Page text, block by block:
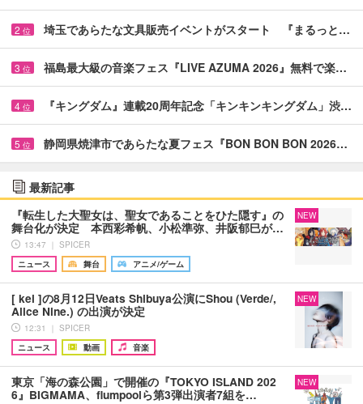
2 位 埼玉であらたな文具販売イベントがスタート 『まるっと…
3 位 福島最大級の音楽フェス『LIVE AZUMA 2026』無料で楽…
4 位 『キングダム』連載20周年記念「キンキンキングダム」渋…
5 位 静岡県焼津市であらたな夏フェス『BON BON BON 2026…
最新記事
『転生した大聖女は、聖女であることをひた隠す』の
舞台化が決定 本西彩希帆、小松準弥、井阪郁巳が…
13:47 ｜ SPICER
ニュース
舞台 アニメ/ゲーム
NEW
[ kei ]の8月12日Veats Shibuya公演にShou (Verde/,
Alice Nine.) の出演が決定
12:31 ｜ SPICER
ニュース
動画 音楽
NEW
東京「海の森公園」で開催の『TOKYO ISLAND 202
6』BIGMAMA、flumpoolら第3弾出演者7組を…
NEW